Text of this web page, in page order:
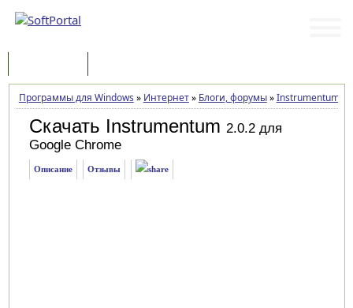
Программы для Windows » Интернет» Блоги, форумы»Instrumentum
Скачать Instrumentum 2.0.2 для
Google Chrome
Описание Отзывы